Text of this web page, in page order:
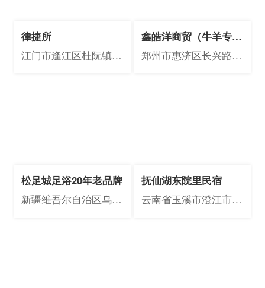
律捷所
江门市逢江区杜阮镇江
松足城足浴20年老品牌
新疆维吾尔自治区乌鲁
鑫皓洋商贸（牛羊专
卖）
郑州市惠济区长兴路街
抚仙湖东院里民宿
云南省玉溪市澄江市太